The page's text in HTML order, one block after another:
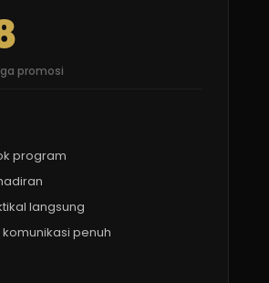
promosi
program
langsung
komunikasi penuh